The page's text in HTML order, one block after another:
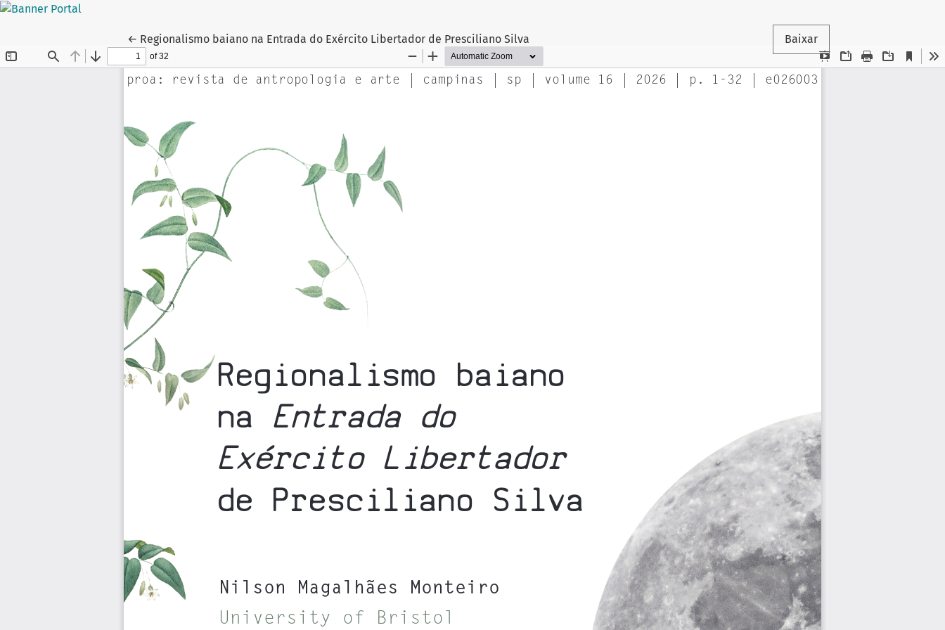
← Voltar aos Detalhes do Artigo
Regionalismo baiano na Entrada do Exército Libertador de Presciliano Silva Baixar